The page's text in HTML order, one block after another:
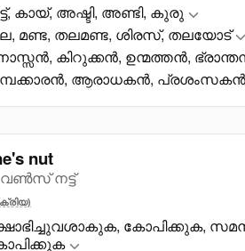
കായ്, അഷ്ടി, അണ്ടി, കുരു
മണ്ട, തലമണ്ട, ശിരസ്, തലയോട്
കിറുക്കൻ, ഉന്മത്തൻ,
ആരാധകൻ,
nut
നട്ട്
കോപിക്കുക,